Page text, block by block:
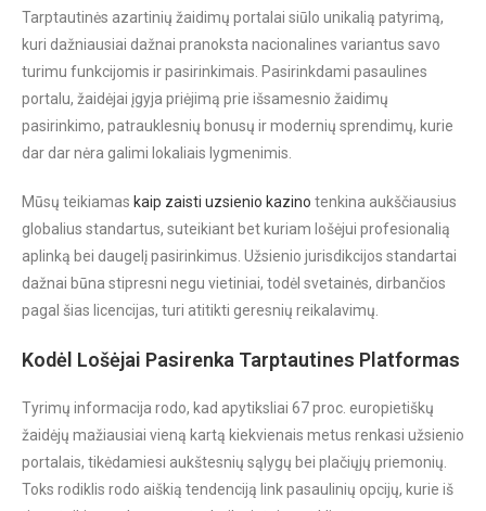
Tarptautinės azartinių žaidimų portalai siūlo unikalią patyrimą,
kuri dažniausiai dažnai pranoksta nacionalines variantus savo
turimu funkcijomis ir pasirinkimais. Pasirinkdami pasaulines
portalu, žaidėjai įgyja priėjimą prie išsamesnio žaidimų
pasirinkimo, patrauklesnių bonusų ir modernių sprendimų, kurie
dar dar nėra galimi lokaliais lygmenimis.
Mūsų teikiamas kaip zaisti uzsienio kazino tenkina aukščiausius
globalius standartus, suteikiant bet kuriam lošėjui profesionalią
aplinką bei daugelį pasirinkimus. Užsienio jurisdikcijos standartai
dažnai būna stipresni negu vietiniai, todėl svetainės, dirbančios
pagal šias licencijas, turi atitikti geresnių reikalavimų.
Kodėl Lošėjai Pasirenka Tarptautines Platformas
Tyrimų informacija rodo, kad apytiksliai 67 proc. europietiškų
žaidėjų mažiausiai vieną kartą kiekvienais metus renkasi užsienio
portalais, tikėdamiesi aukštesnių sąlygų bei plačiųjų priemonių.
Toks rodiklis rodo aiškią tendenciją link pasaulinių opcijų, kurie iš